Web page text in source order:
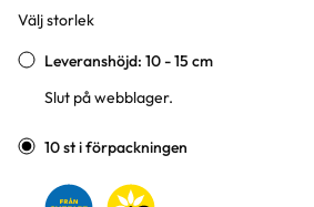
Välj storlek
Varianter
Leveranshöjd: 10 - 15 cm
Slut på webblager.
10 st i förpackningen